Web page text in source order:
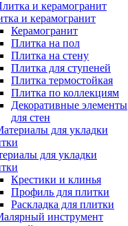
и керамогранит
Керамогранит
Плитка на пол
Плитка на стену
Плитка для ступеней
Плитка термостойкая
Плитка по коллекциям
Декоративные элементы
для стен
для укладки
Крестики и клинья
Профиль для плитки
Раскладка для плитки